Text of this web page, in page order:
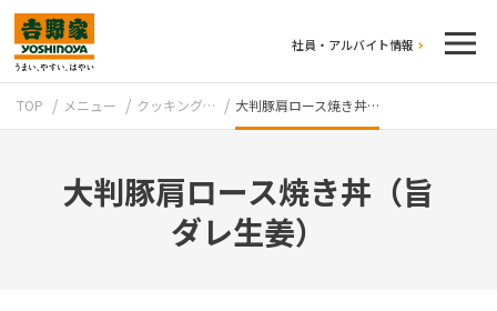
社員・アルバイト情報
TOP メニュー クッキング… 大判豚肩ロース焼き丼…
大判豚肩ロース焼き丼（旨
ダレ生姜）